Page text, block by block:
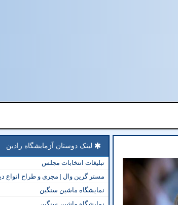
لینک دوستان آزمایشگاه رادین
تبلیغات انتخابات مجلس
مستر گرین وال | مجری و طراح انواع
نمایشگاه ماشین سنگین